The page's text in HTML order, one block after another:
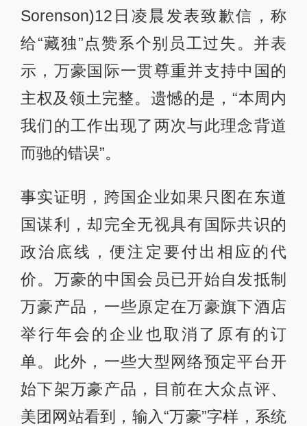
Sorenson)12日凌晨发表致歉信，称
给“藏独”点赞系个别员工过失。并表
示，万豪国际一贯尊重并支持中国的
主权及领土完整。遗憾的是，“本周内
我们的工作出现了两次与此理念背道
而驰的错误”。
事实证明，跨国企业如果只图在东道
国谋利，却完全无视具有国际共识的
政治底线，便注定要付出相应的代
价。万豪的中国会员已开始自发抵制
万豪产品，一些原定在万豪旗下酒店
举行年会的企业也取消了原有的订
单。此外，一些大型网络预定平台开
始下架万豪产品，目前在大众点评、
美团网站看到，输入“万豪”字样，系统